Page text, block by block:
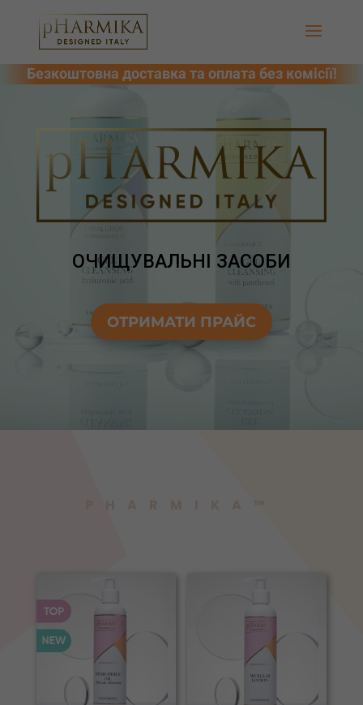
ОЧИЩУВАЛЬНІ ЗАСОБИ
ОТРИМАТИ ПРАЙС